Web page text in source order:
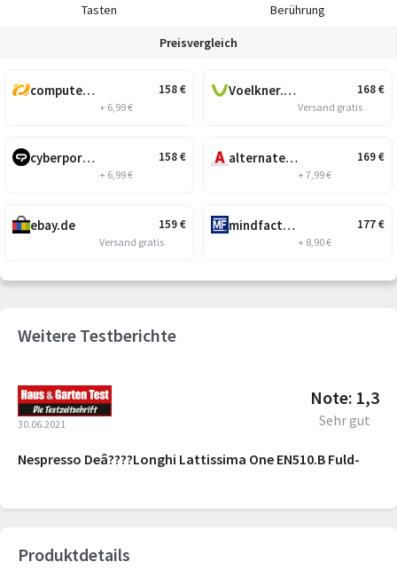
Tasten
Berührung
Preisvergleich
158€
computeruniverse.net
+ 6,99 €
158€
cyberport.de
+ 6,99 €
159€
ebay.de
Versand gratis
168€
Voelkner.de
Versand gratis
169€
alternate.de
+ 7,99 €
177€
mindfactory.de
+ 8,90 €
Weitere Testberichte
30.06.2021
Note: 1,3
Sehr gut
Nespresso Deâ????Longhi Lattissima One EN510.B Fuld-
Produktdetails